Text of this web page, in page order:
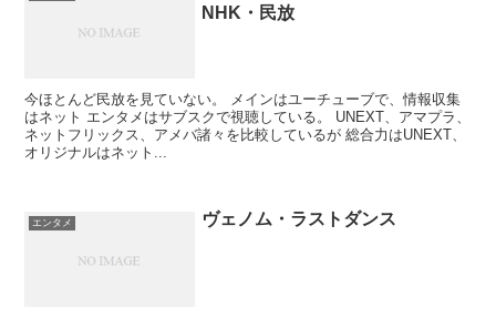
NHK・民放
今ほとんど民放を見ていない。 メインはユーチューブで、情報収集
はネット エンタメはサブスクで視聴している。 UNEXT、アマプラ、
ネットフリックス、アメバ諸々を比較しているが 総合力はUNEXT、
オリジナルはネット...
エンタメ ヴェノム・ラストダンス